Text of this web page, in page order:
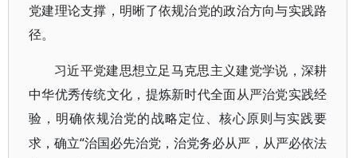
党建理论支撑，明晰了依规治党的政治方向与实践路
径。
习近平党建思想立足马克思主义建党学说，深耕
中华优秀传统文化，提炼新时代全面从严治党实践经
验，明确依规治党的战略定位、核心原则与实践要
求，确立“治国必先治党，治党务必从严，从严必依法